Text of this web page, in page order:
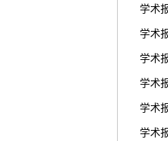
学术
学术
学术
学术
学术
学术